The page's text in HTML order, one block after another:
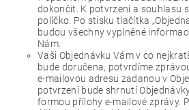
dokončit. K potvrzení a souhlasu
políčko. Po stisku tlačítka
budou všechny vyplněné
Nám.
Vaši Objednávku Vám v co
bude doručena, potvrdíme
e-mailovou adresu zadanou v
potvrzení bude shrnutí
formou přílohy e-mailové zprávy.